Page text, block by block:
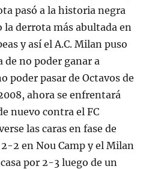
pasó a la historia negra
la derrota más abultada en
y así el A.C. Milan puso
de no poder ganar a
poder pasar de Octavos de
ahora se enfrentará
nuevo contra el FC
las caras en fase de
2 en Nou Camp y el Milan
por 2-3 luego de un